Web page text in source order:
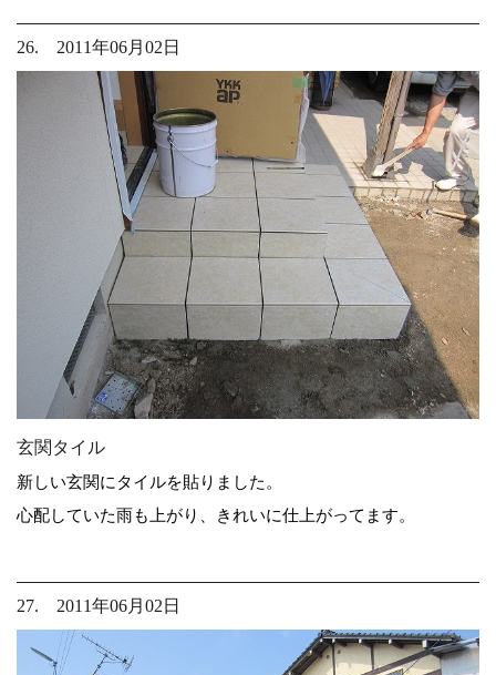
26. 2011年06月02日
玄関タイル
新しい玄関にタイルを貼りました。
心配していた雨も上がり、きれいに仕上がってます。
27. 2011年06月02日